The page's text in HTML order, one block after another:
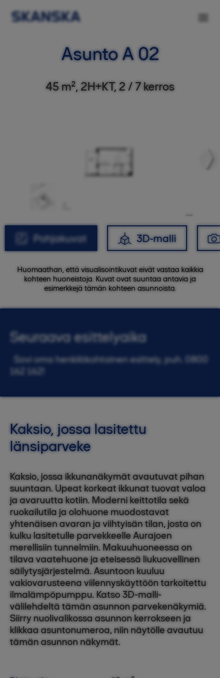
Asunto A 02
45 m², 2H+KT, 2 / 7 kerros
Pohjakuvat 3D-malli
Huomaathan, että visualisointikuvat eivät vastaa kaikkia
kohteen huoneistoja. Kuvat ovat suuntaa antavia ja
esimerkkejä tämän kohteen asunnoista.
Seuraava esittelyaika
Sovi oma henkilökohtainen esittely, puh. 0800
162 162!
Kaksio, jossa lasitettu
länsiparveke
Kaksio, jossa ikkunanäkymät avautuvat pihan
suuntaan. Upeat korkeat ikkunat tuovat valoa
ja avaruutta kotiin. Moderni keittotila sekä
ruokailutila ja olohuone muodostavat
yhtenäisen avaran ja viihtyisän tilan, josta on
kulku lasitetulle parvekkeelle Aurajoen
merellisiin tunnelmiin. Makuuhuoneessa on
tilava vaatehuone ja eteisessä liukuovellinen
säilytysjärjestelmä. Asuntoon kuuluu
vakiovarusteena viilennyskäyttöön tarkoitettu
ilmalämpöpumppu. Katso 3D-malli-
välilehdeltä tämän asunnon parvekenäkymiä.
Siirry nuolivalikossa asunnon kerrokseen ja
klikkaa asuntonumeroa, niin näytölle avautuu
tämän asunnon näkymät.